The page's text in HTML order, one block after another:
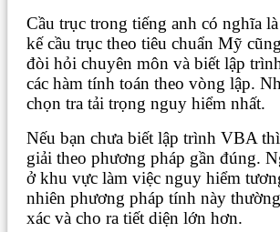
Cầu trục trong tiếng anh có nghĩa
kế cầu trục theo tiêu chuẩn Mỹ
đòi hỏi chuyên môn và biết lập
các hàm tính toán theo vòng lập.
chọn tra tải trọng nguy hiểm nhất.
Nếu bạn chưa biết lập trình VBA
giải theo phương pháp gần đúng.
ở khu vực làm việc nguy hiểm
nhiên phương pháp tính này
xác và cho ra tiết diện lớn hơn.